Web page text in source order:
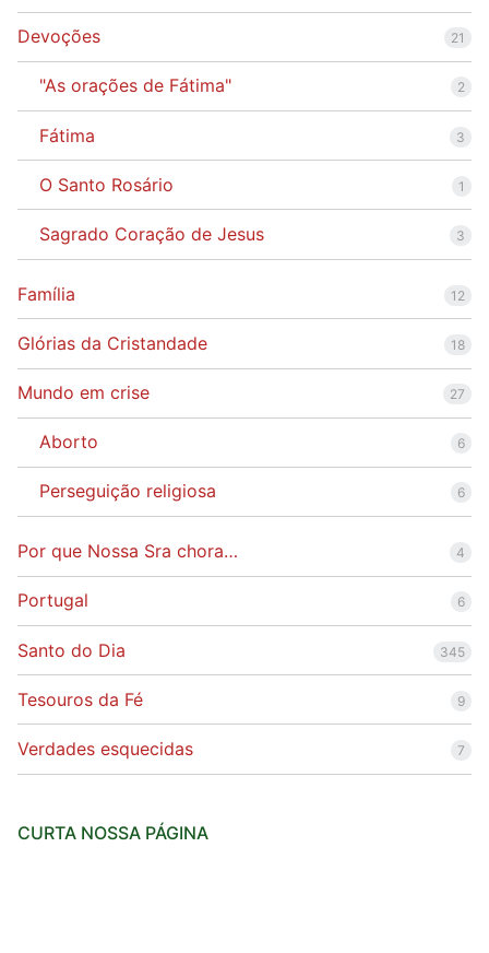
Devoções 21
"As orações de Fátima" 2
Fátima 3
O Santo Rosário 1
Sagrado Coração de Jesus 3
Família 12
Glórias da Cristandade 18
Mundo em crise 27
Aborto 6
Perseguição religiosa 6
Por que Nossa Sra chora… 4
Portugal 6
Santo do Dia 345
Tesouros da Fé 9
Verdades esquecidas 7
CURTA NOSSA PÁGINA